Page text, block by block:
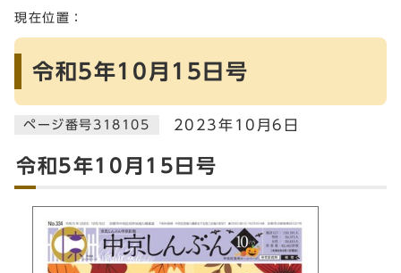
ここから本文です
現在位置：
令和5年10月15日号
ページ番号318105 2023年10月6日
令和5年10月15日号